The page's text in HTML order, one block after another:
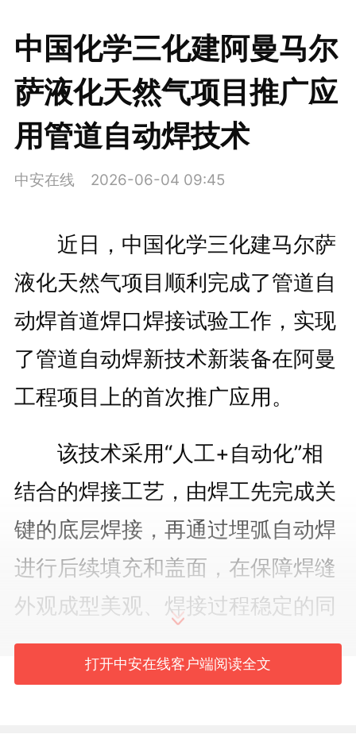
中国化学三化建阿曼马尔
萨液化天然气项目推广应
用管道自动焊技术
中安在线 2026-06-04 09:45
近日，中国化学三化建马尔萨
液化天然气项目顺利完成了管道自
动焊首道焊口焊接试验工作，实现
了管道自动焊新技术新装备在阿曼
工程项目上的首次推广应用。
该技术采用“人工+自动化”相
结合的焊接工艺，由焊工先完成关
键的底层焊接，再通过埋弧自动焊
进行后续填充和盖面，在保障焊缝
外观成型美观、焊接过程稳定的同
时，大幅提升了焊接速度，为项目
整体施工进度提供了有力支撑。自
打开中安在线客户端阅读全文